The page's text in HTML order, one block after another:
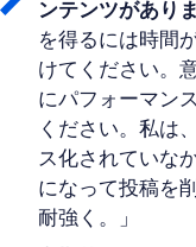
ンテンツがあり
を得るには時間
けてください。
にパフォーマン
ください。私は
ス化されていな
になって投稿を
耐強く。」